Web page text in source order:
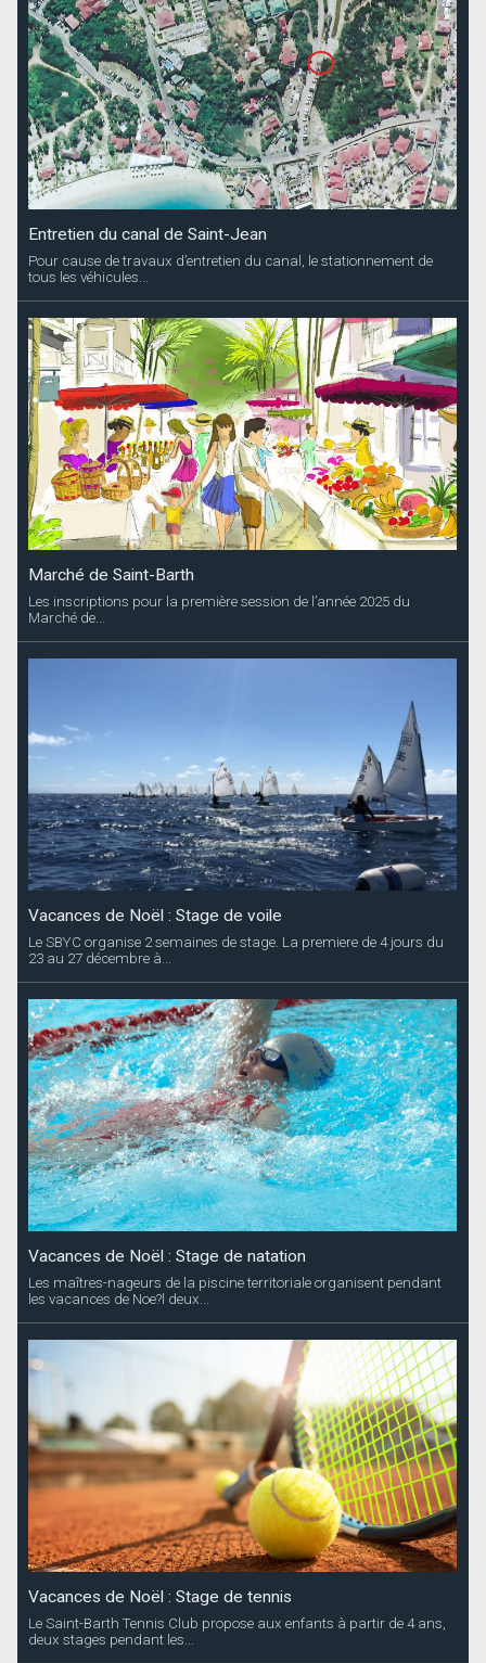
Entretien du canal de Saint-Jean
Pour cause de travaux d’entretien du canal, le stationnement de
tous les véhicules...
Marché de Saint-Barth
Les inscriptions pour la première session de l’année 2025 du
Marché de...
Vacances de Noël : Stage de voile
Le SBYC organise 2 semaines de stage. La premiere de 4 jours du
23 au 27 décembre à...
Vacances de Noël : Stage de natation
Les maîtres-nageurs de la piscine territoriale organisent pendant
les vacances de Noe?l deux...
Vacances de Noël : Stage de tennis
Le Saint-Barth Tennis Club propose aux enfants à partir de 4 ans,
deux stages pendant les...